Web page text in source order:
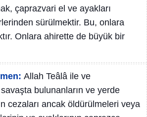
çaprazvari el ve ayakları
sürülmektir. Bu, onlara
Onlara ahirette de büyük bir
Allah Teâlâ ile ve
bulunanların ve yerde
cezaları ancak öldürülmeleri veya